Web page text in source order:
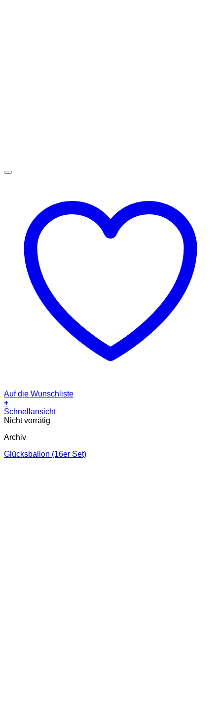
Auf die Wunschliste
+
Schnellansicht
Nicht vorrätig
Archiv
Glücksballon (16er Set)